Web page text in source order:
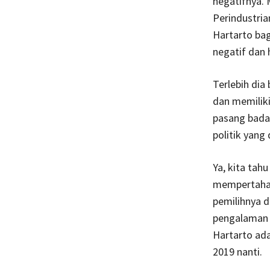
Hartarto
negatif dan
Terlebih dia
dan
pasang
politik yang
Ya, kita
pemilihnya
Hartarto
2019 nanti.